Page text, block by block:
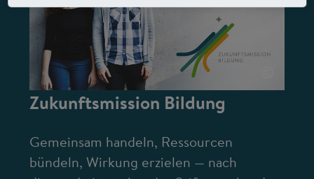
Zukunftsmission Bildung
Gemeinsam handeln, Ressourcen
bündeln, Wirkung erzielen — nach